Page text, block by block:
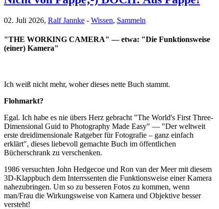
02. Juli 2026, Ralf Jannke - Wissen, Sammeln
"THE WORKING CAMERA" — etwa: "Die Funktionsweise
(einer) Kamera"
Ich weiß nicht mehr, woher dieses nette Buch stammt.
Flohmarkt?
Egal. Ich habe es nie übers Herz gebracht "The World's First Three-
Dimensional Guid to Photography Made Easy" — "Der weltweit
erste dreidimensionale Ratgeber für Fotografie – ganz einfach
erklärt", dieses liebevoll gemachte Buch im öffentlichen
Bücherschrank zu verschenken.
1986 versuchten John Hedgecoe und Ron van der Meer mit diesem
3D-Klappbuch dem Interrssenten die Funktionsweise einer Kamera
nahezubringen. Um so zu besseren Fotos zu kommen, wenn
man/Frau die Wirkungsweise von Kamera und Objektive besser
versteht!